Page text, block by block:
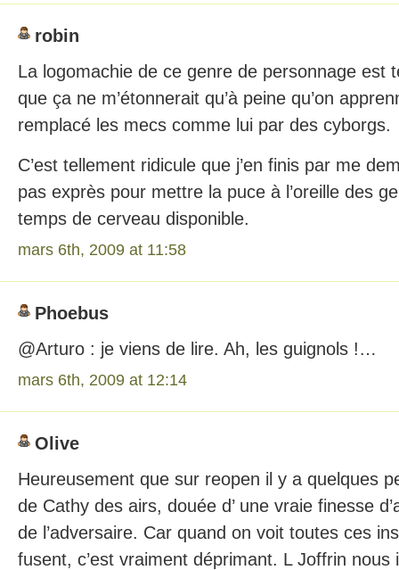
robin
La logomachie de ce genre de personnage est
que ça ne m’étonnerait qu’à peine qu’on
remplacé les mecs comme lui par des cyborgs.
C’est tellement ridicule que j’en finis par me
pas exprès pour mettre la puce à l’oreille des
temps de cerveau disponible.
mars 6th, 2009 at 11:58
Phoebus
@Arturo : je viens de lire. Ah, les guignols !…
mars 6th, 2009 at 12:14
Olive
Heureusement que sur reopen il y a quelques
de Cathy des airs, douée d’ une vraie finesse
de l’adversaire. Car quand on voit toutes ces
fusent, c’est vraiment déprimant. L Joffrin nous